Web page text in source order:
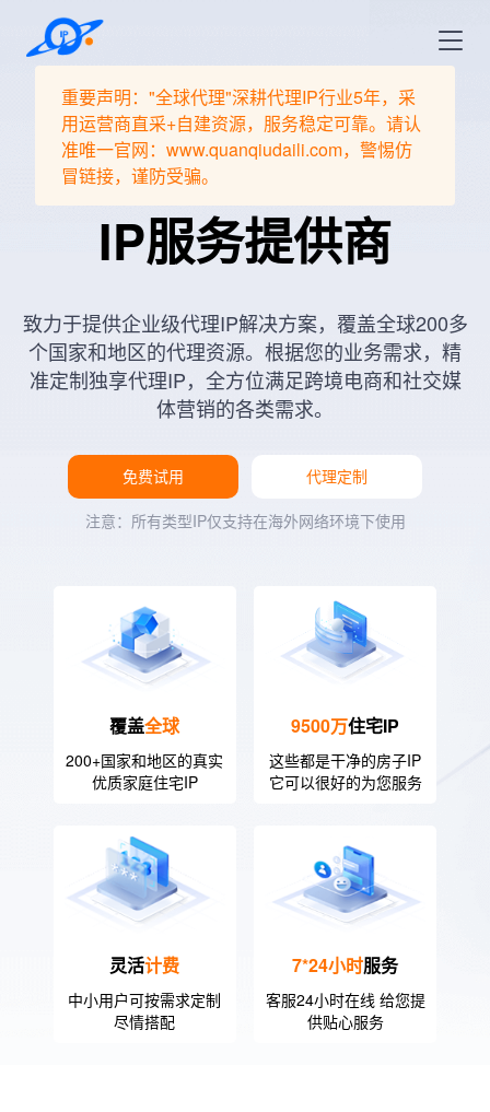
全球领先的代理
IP服务提供商
致力于提供企业级代理IP解决方案，覆盖全球200多
个国家和地区的代理资源。根据您的业务需求，精
准定制独享代理IP，全方位满足跨境电商和社交媒
体营销的各类需求。
免费试用 代理定制
注意：所有类型IP仅支持在海外网络环境下使用
覆盖全球
200+国家和地区的真实
优质家庭住宅IP
9500万住宅IP
这些都是干净的房子IP
它可以很好的为您服务
灵活计费
中小用户可按需求定制
尽情搭配
7*24小时服务
客服24小时在线 给您提
供贴心服务
重要声明："全球代理"深耕代理IP行业5年，采
用运营商直采+自建资源，服务稳定可靠。请认
准唯一官网：www.quanqiudaili.com，警惕仿
冒链接，谨防受骗。